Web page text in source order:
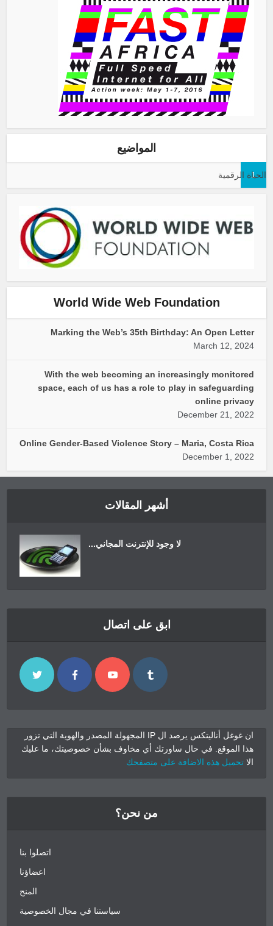
المواضيع
الحياة الرقمية
1
World Wide Web Foundation
Marking the Web’s 35th Birthday: An Open Letter
March 12, 2024
With the web becoming an increasingly monitored
space, each of us has a role to play in safeguarding
online privacy
December 21, 2022
Online Gender-Based Violence Story – Maria, Costa Rica
December 1, 2022
أشهر المقالات
لا وجود للإنترنت المجاني...
ابق على اتصال
ان غوغل أناليتكس يرصد ال IP المجهولة المصدر والهوية التي تزور
هذا الموقع. في حال ساورتك أي مخاوف بشأن خصوصيتك، ما عليك
الا تحميل هذه الاضافة على متصفحك
من نحن؟
اتصلوا بنا
اعضاؤنا
المنح
سياستنا في مجال الخصوصية